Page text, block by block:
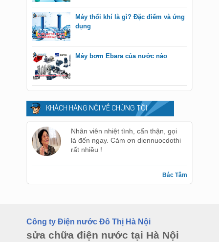
Máy thổi khí là gì? Đặc điểm và ứng
dụng
Máy bơm Ebara của nước nào
KHÁCH HÀNG NÓI VỀ CHÚNG TÔI
Nhân viên nhiệt tình, cẩn thận, gọi
là đến ngay. Cảm ơn diennuocdothi
rất nhiều !
Bác Tâm
Công ty Điện nước Đô Thị Hà Nội
sửa chữa điện nước tại Hà Nội